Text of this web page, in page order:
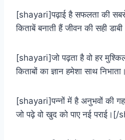
[shayari]पढ़ाई है सफलता की सबसे
किताबें बनाती हैं जीवन की सही
[shayari]जो पढ़ता है वो हर
किताबों का ज्ञान हमेशा साथ
[shayari]पन्नों में है अनुभवों की
जो पढ़े वो खुद को पाए नई पराई।[/